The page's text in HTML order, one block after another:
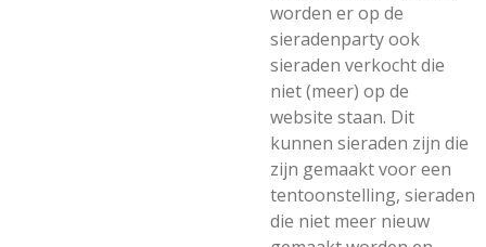
worden er op de
sieradenparty ook
sieraden verkocht die
niet (meer) op de
website staan. Dit
kunnen sieraden zijn die
zijn gemaakt voor een
tentoonstelling, sieraden
die niet meer nieuw